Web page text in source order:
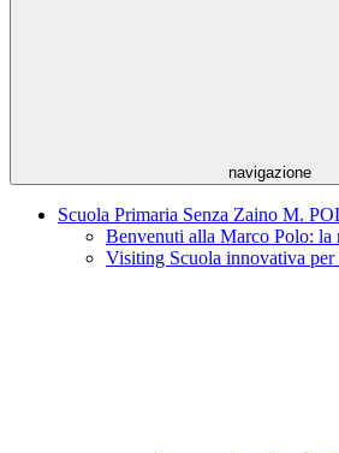
navigazione
Scuola Primaria Senza Zaino M.
Benvenuti alla Marco Polo: la
Visiting Scuola innovativa per